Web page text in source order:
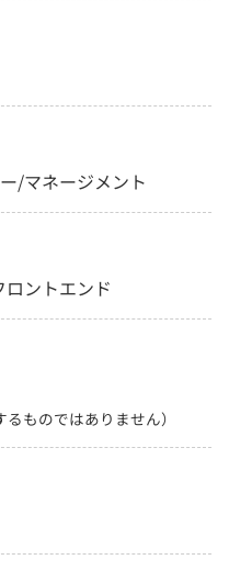
/マネージメント
ントエンド
ものではありません）